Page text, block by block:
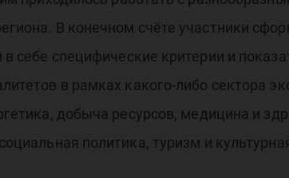
В конечном счёте участники
себе специфические критерии и
в рамках какого-либо сектора
добыча ресурсов, медицина и
политика, туризм и